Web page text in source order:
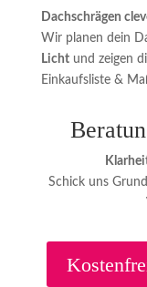
Dachschrägen
Wir planen dein
Lichtund zeigen
Einkaufsliste &
Schick uns